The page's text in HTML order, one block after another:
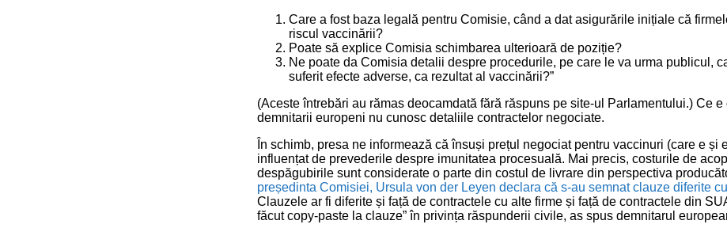
Care a fost baza legală pentru Comisie, când a dat asigurările inițiale că
riscul vaccinării?
Poate să explice Comisia schimbarea ulterioară de poziție?
Ne poate da Comisia detalii despre procedurile, pe care le va urma publicul,
suferit efecte adverse, ca rezultat al vaccinării?”
(Aceste întrebări au rămas deocamdată fără răspuns pe site-ul Parlamentului.) Ce e
demnitarii europeni nu cunosc detaliile contractelor negociate.
În schimb, presa ne informează că însuși prețul negociat pentru vaccinuri (care e și
influențat de prevederile despre imunitatea procesuală. Mai precis, costurile de
despăgubirile sunt considerate o parte din costul de livrare din perspectiva
președinta Comisiei, Ursula von der Leyen declara că s-au semnat clauze diferite
Clauzele ar fi diferite și față de contractele cu alte firme și față de contractele din
făcut copy-paste la clauze” în privința răspunderii civile, as spus demnitarul